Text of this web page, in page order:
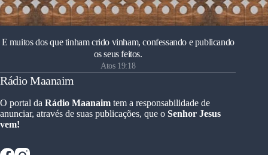
E muitos dos que tinham crido vinham, confessando e publicando
os seus feitos.
Atos 19:18
Rádio Maanaim
O portal da Rádio Maanaim tem a responsabilidade de
anunciar, através de suas publicações, que o Senhor Jesus
vem!